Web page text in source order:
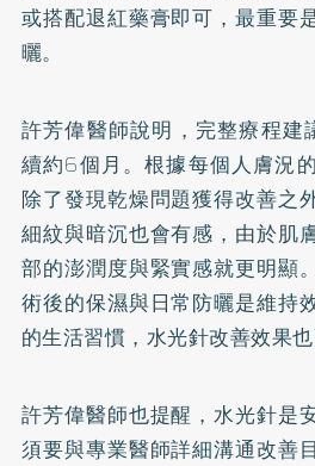
或搭配退紅藥膏即可，最重要
曬。
許芳偉醫師說明，完整療程
續約6個月。根據每個人膚況
除了發現乾燥問題獲得改善之
細紋與暗沉也會有感，由於肌
部的澎潤度與緊實感就更明顯
術後的保濕與日常防曬是維持
的生活習慣，水光針改善效果也
許芳偉醫師也提醒，水光針是
須要與專業醫師詳細溝通改善